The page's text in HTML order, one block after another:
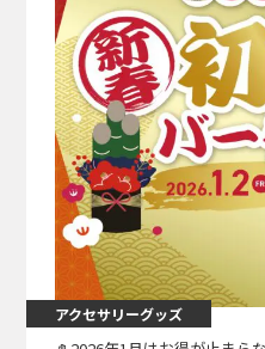
アクセサリーグッズ